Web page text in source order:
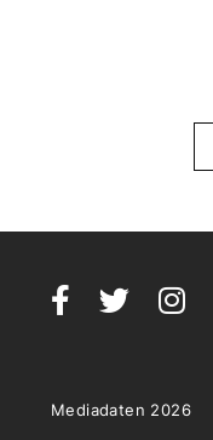
Mediadaten 2026